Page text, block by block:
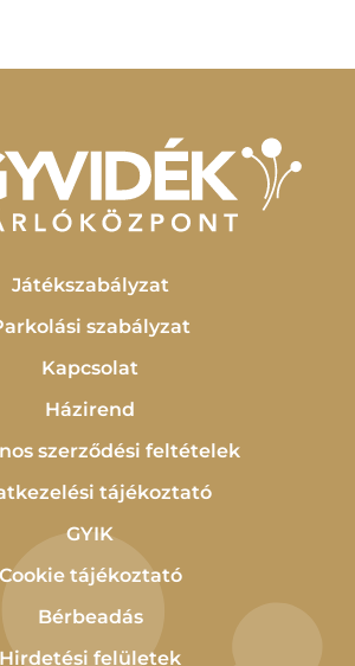
Játékszabályzat
szabályzat
Kapcsolat
Házirend
szerződési feltételek
tájékoztató
GYIK
Cookie tájékoztató
Bérbeadás
Hirdetési felületek